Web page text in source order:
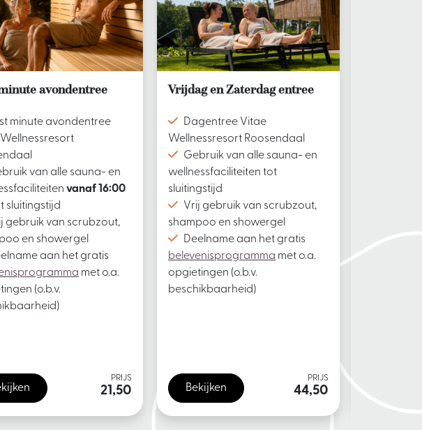
avondentree
minute avondentree
van alle sauna- en
vanaf 16:00
sluitingstijd
gebruik van scrubzout,
en showergel
aan het gratis
met o.a.
(o.b.v.
PRIJS
21,50
Vrijdag en Zaterdag entree
Dagentree Vitae
Wellnessresort Roosendaal
Gebruik van alle sauna- en
wellnessfaciliteiten tot
sluitingstijd
Vrij gebruik van scrubzout,
shampoo en showergel
Deelname aan het gratis
belevenisprogramma met o.a.
opgietingen (o.b.v.
beschikbaarheid)
Bekijken
PRIJS
44,50